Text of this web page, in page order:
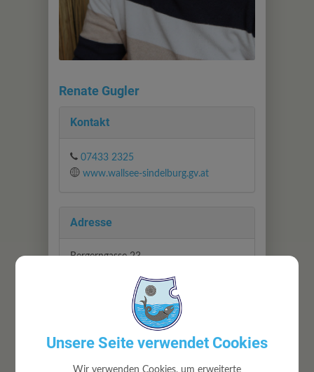
Renate Gugler
Kontakt
07433 2325
www.wallsee-sindelburg.gv.at
Adresse
Bergerngasse 23
Unsere Seite verwendet Cookies
Wir verwenden Cookies, um erweiterte